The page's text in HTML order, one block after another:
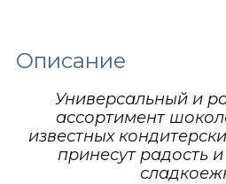
Описание
Универсальный и
ассортимент
известных
принесут радость